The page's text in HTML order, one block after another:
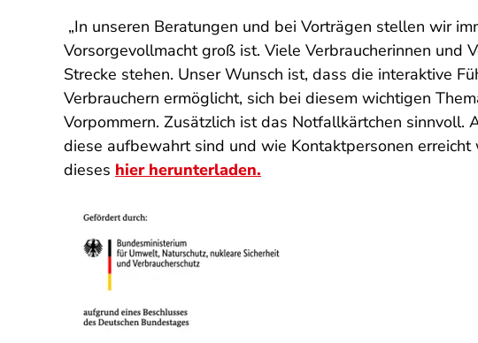
„In unseren Beratungen und bei Vorträgen stellen wir
Vorsorgevollmacht groß ist. Viele Verbraucherinnen
Strecke stehen. Unser Wunsch ist, dass die interaktive
Verbrauchern ermöglicht, sich bei diesem wichtigen
Vorpommern. Zusätzlich ist das Notfallkärtchen
diese aufbewahrt sind und wie Kontaktpersonen
dieses hier herunterladen.